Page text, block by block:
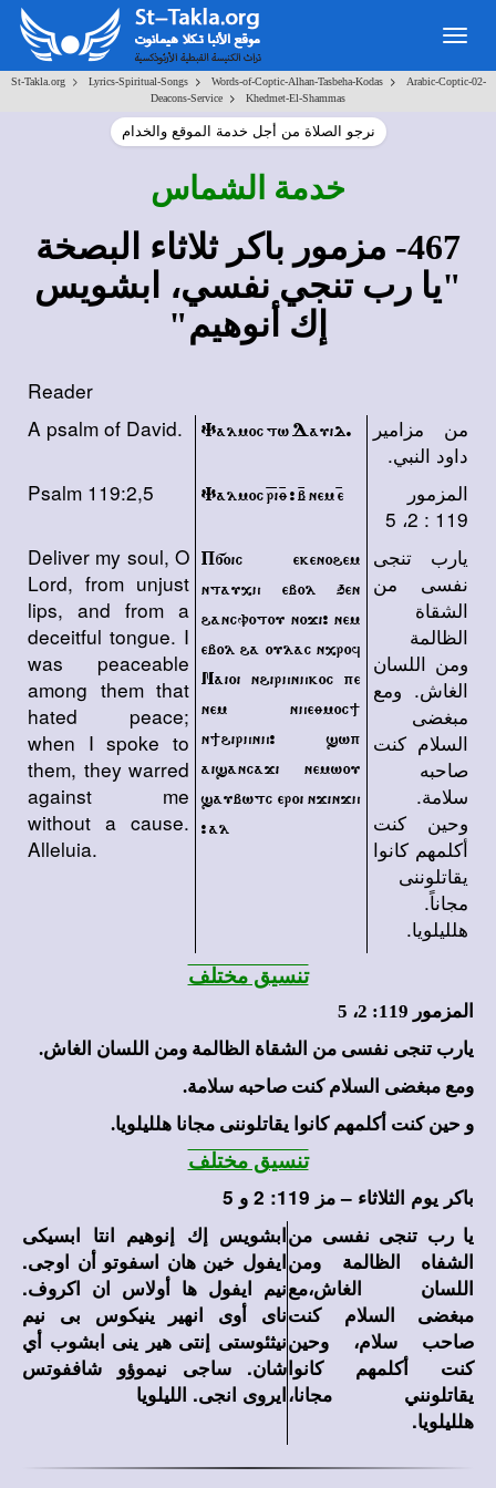
St-Takla.org> Lyrics-Spiritual-Songs> Words-of-Coptic-Alhan-Tasbeha-Kodas>
Arabic-Coptic-02-
Deacons-Service
> Khedmet-El-Shammas
نرجو الصلاة من أجل خدمة الموقع والخدام
خدمة الشماس
467- مزمور باكر ثلاثاء البصخة
"يا رب تنجي نفسي، ابشويس
إك أنوهيم"
Reader
A psalm of David.
Yalmoc tw Dauid.
من مزامير
داود النبي.
Psalm 119:2,5
Yalmoc r/i/q/ > b/ nem e/
المزمور
119 : 2، 5
Deliver my soul, O
Lord, from unjust
lips, and from a
deceitful tongue. I
was peaceable
among them that
hated peace;
when I spoke to
them, they warred
against me
without a cause.
Alleluia.
Psoic ekeno\em
ntauxh ebol 'en
\ancvotou noji> nem
ebol \a oulac nxrof
Naioi n\irhnhkoc pe
nem nheqmoc;
n;\irhnh> ]wp
ai]ancaji nemwou
]aubwtc eroi njinjh
> al
يارب تنجى
نفسى من
الشقاة
الظالمة
ومن اللسان
الغاش. ومع
مبغضى
السلام كنت
صاحبه
سلامة.
وحين كنت
أكلمهم كانوا
يقاتلوننى
مجاناً.
هلليلويا.
تنسيق مختلف
المزمور 119: 2، 5
يارب تنجى نفسى من الشقاة الظالمة ومن اللسان الغاش.
ومع مبغضى السلام كنت صاحبه سلامة.
و حين كنت أكلمهم كانوا يقاتلوننى مجانا هلليلويا.
تنسيق مختلف
باكر يوم الثلاثاء – مز 119: 2 و 5
يا رب تنجى نفسى من
الشفاه الظالمة ومن
اللسان الغاش،مع
مبغضى السلام كنت
صاحب سلام، وحين
كنت أكلمهم كانوا
يقاتلونني مجانا،
هلليلويا.
ابشويس إك إنوهيم انتا ابسيكى
ايفول خين هان اسفوتو أن اوجى.
نيم ايفول ها أولاس ان اكروف.
ناى أوى انهير ينيكوس بى نيم
نيثئوستى إنتى هير ينى ابشوب أي
شان. ساجى نيموؤو شاففوتس
ايروى انجى. الليلويا